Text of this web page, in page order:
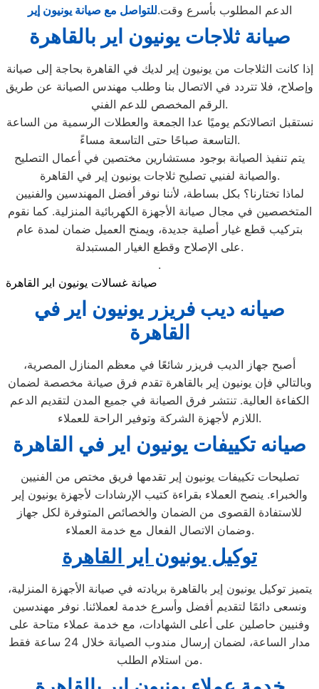
الدعم المطلوب بأسرع وقت.للتواصل مع صيانة يونيون إير
صيانة ثلاجات يونيون اير بالقاهرة
إذا كانت الثلاجات من يونيون إير لديك في القاهرة بحاجة إلى صيانة
وإصلاح، فلا تتردد في الاتصال بنا وطلب مهندس الصيانة عن طريق
الرقم المخصص للدعم الفني.
نستقبل اتصالاتكم يوميًا عدا الجمعة والعطلات الرسمية من الساعة
التاسعة صباحًا حتى التاسعة مساءً.
يتم تنفيذ الصيانة بوجود مستشارين مختصين في أعمال التصليح
والصيانة لفنيي تصليح ثلاجات يونيون إير في القاهرة.
لماذا تختارنا؟ بكل بساطة، لأننا نوفر أفضل المهندسين والفنيين
المتخصصين في مجال صيانة الأجهزة الكهربائية المنزلية. كما نقوم
بتركيب قطع غيار أصلية جديدة، ويمنح العميل ضمان لمدة عام
على الإصلاح وقطع الغيار المستبدلة.
.
صيانة غسالات يونيون اير القاهرة
صيانه ديب فريزر يونيون اير في
القاهرة
أصبح جهاز الديب فريزر شائعًا في معظم المنازل المصرية،
وبالتالي فإن يونيون إير بالقاهرة تقدم فرق صيانة مخصصة لضمان
الكفاءة العالية. تنتشر فرق الصيانة في جميع المدن لتقديم الدعم
اللازم لأجهزة الشركة وتوفير الراحة للعملاء.
صيانه تكييفات يونيون اير في القاهرة
تصليحات تكييفات يونيون إير تقدمها فريق مختص من الفنيين
والخبراء. ينصح العملاء بقراءة كتيب الإرشادات لأجهزة يونيون إير
للاستفادة القصوى من الضمان والخصائص المتوفرة لكل جهاز
وضمان الاتصال الفعال مع خدمة العملاء.
توكيل يونيون اير القاهرة
يتميز توكيل يونيون إير بالقاهرة بريادته في صيانة الأجهزة المنزلية،
ونسعى دائمًا لتقديم أفضل وأسرع خدمة لعملائنا. نوفر مهندسين
وفنيين حاصلين على أعلى الشهادات، مع خدمة عملاء متاحة على
مدار الساعة، لضمان إرسال مندوب الصيانة خلال 24 ساعة فقط
من استلام الطلب.